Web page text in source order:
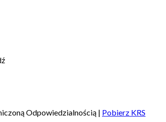
Odpowiedzialnością | Pobierz KRS